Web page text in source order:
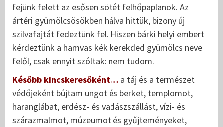
fejünk felett az esősen sötét felhőpaplanok. Az
ártéri gyümölcsösökben hálva hittük, bizony új
szilvafajtát fedeztünk fel. Hiszen bárki helyi embert
kérdeztünk a hamvas kék kerekded gyümölcs neve
felől, csak ennyit szóltak: nem tudom.
Később kincskeresőként… a táj és a természet
védőjeként bújtam ungot és berket, templomot,
haranglábat, erdész- és vadászszállást, vízi- és
szárazmalmot, múzeumot és gyűjteményeket,